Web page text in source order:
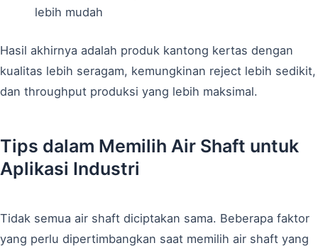
lebih mudah
Hasil akhirnya adalah produk kantong kertas dengan
kualitas lebih seragam, kemungkinan reject lebih sedikit,
dan throughput produksi yang lebih maksimal.
Tips dalam Memilih Air Shaft untuk
Aplikasi Industri
Tidak semua air shaft diciptakan sama. Beberapa faktor
yang perlu dipertimbangkan saat memilih air shaft yang